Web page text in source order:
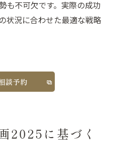
も不可欠です。実際の成功
状況に合わせた最適な戦略
談予約
2025に基づく